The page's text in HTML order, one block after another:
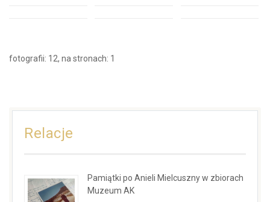
fotografii: 12, na stronach: 1
Relacje
Pamiątki po Anieli Mielcuszny w zbiorach
Muzeum AK